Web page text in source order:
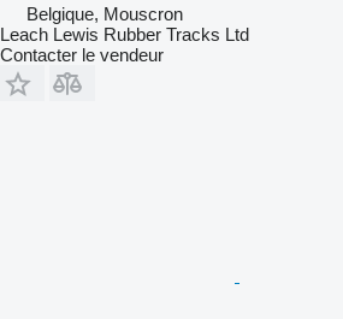
Belgique, Mouscron
Leach Lewis Rubber Tracks Ltd
Contacter le vendeur